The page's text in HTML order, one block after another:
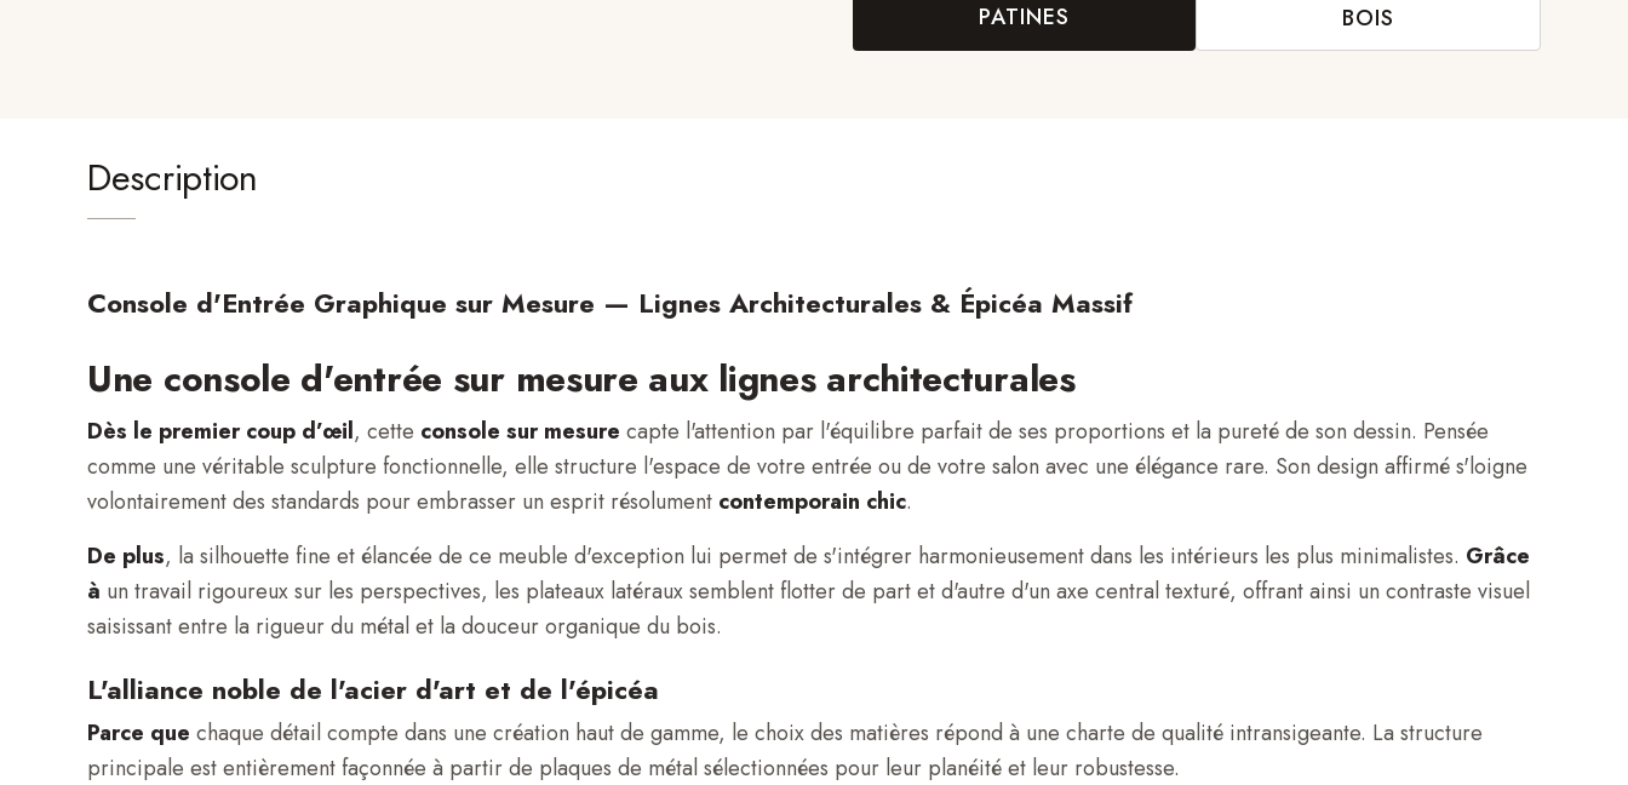
PATINES BOIS
Description
Console d'Entrée Graphique sur Mesure — Lignes Architecturales & Épicéa Massif
Une console d'entrée sur mesure aux lignes architecturales
Dès le premier coup d’œil, cette console sur mesure capte l'attention par l'équilibre parfait de ses proportions et la pureté de son dessin. Pensée
comme une véritable sculpture fonctionnelle, elle structure l'espace de votre entrée ou de votre salon avec une élégance rare. Son design affirmé s'loigne
volontairement des standards pour embrasser un esprit résolument contemporain chic.
De plus, la silhouette fine et élancée de ce meuble d'exception lui permet de s'intégrer harmonieusement dans les intérieurs les plus minimalistes. Grâce
à un travail rigoureux sur les perspectives, les plateaux latéraux semblent flotter de part et d'autre d'un axe central texturé, offrant ainsi un contraste visuel
saisissant entre la rigueur du métal et la douceur organique du bois.
L'alliance noble de l'acier d'art et de l'épicéa
Parce que chaque détail compte dans une création haut de gamme, le choix des matières répond à une charte de qualité intransigeante. La structure
principale est entièrement façonnée à partir de plaques de métal sélectionnées pour leur planéité et leur robustesse.